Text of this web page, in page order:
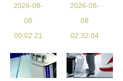
转网络安全
的4个关键
思考，方向
费
2026-08-
08
00:02:21
荐平台指南
2026-08-
08
02:32:04